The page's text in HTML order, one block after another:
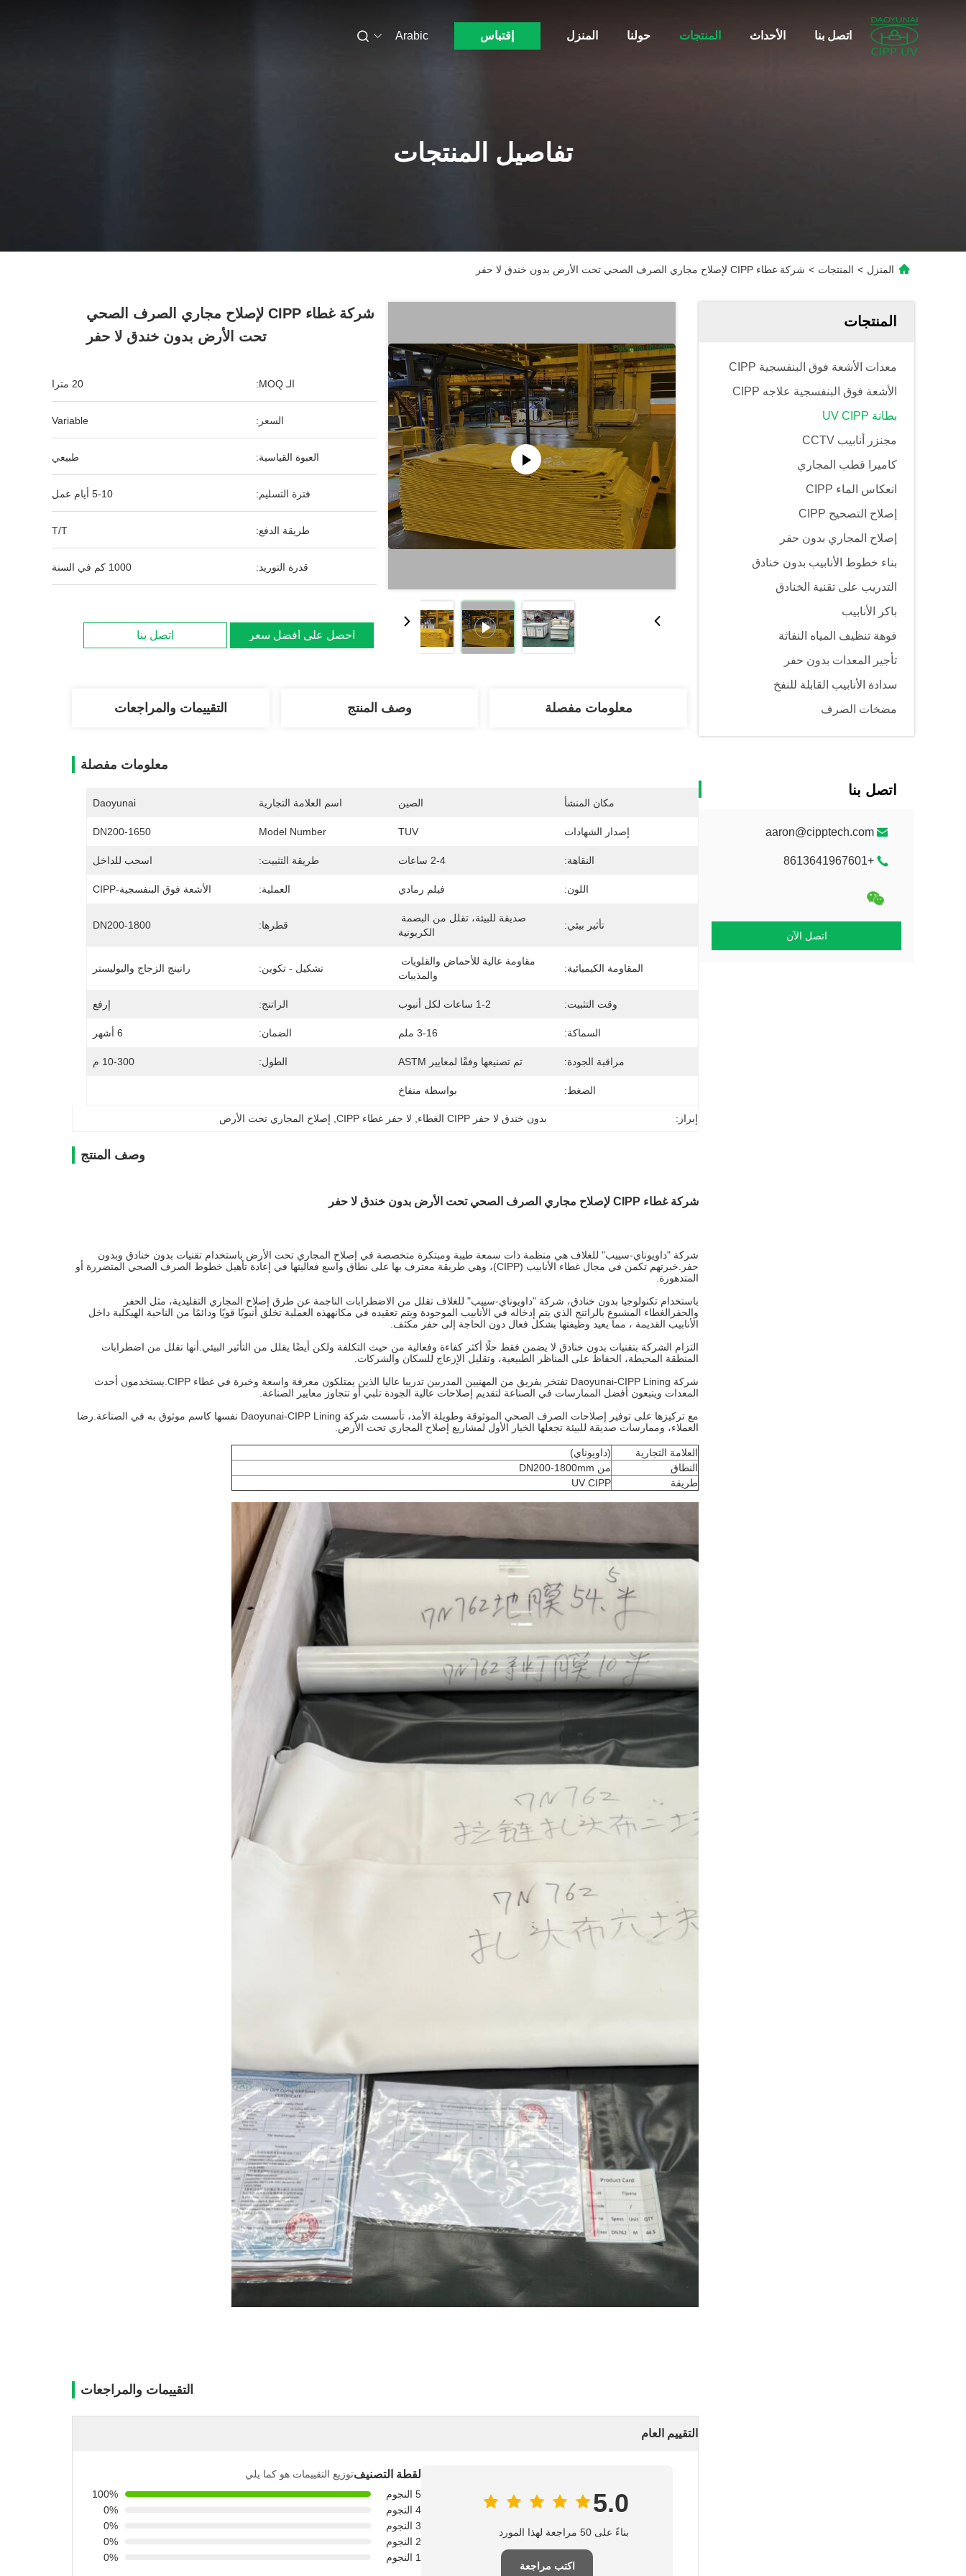
المنزل حولنا المنتجات الأحداث اتصل بنا إقتباس Arabic
تفاصيل المنتجات
المنزل > المنتجات > شركة غطاء CIPP لإصلاح مجاري الصرف الصحي تحت الأرض بدون خندق لا حفر
المنتجات
معدات الأشعة فوق البنفسجية CIPP
الأشعة فوق البنفسجية علاجه CIPP
بطانة UV CIPP
مجنزر أنابيب CCTV
كاميرا قطب المجاري
انعكاس الماء CIPP
إصلاح التصحيح CIPP
إصلاح المجاري بدون حفر
بناء خطوط الأنابيب بدون خنادق
التدريب على تقنية الخنادق
باكر الأنابيب
فوهة تنظيف المياه النفاثة
تأجير المعدات بدون حفر
سدادة الأنابيب القابلة للنفخ
مضخات الصرف
اتصل بنا
aaron@cipptech.com
+8613641967601
اتصل الآن
شركة غطاء CIPP لإصلاح مجاري الصرف الصحي
تحت الأرض بدون خندق لا حفر
الـ MOQ: 20 مترا
السعر: Variable
العبوة القياسية: طبيعي
فترة التسليم: 5-10 أيام عمل
طريقة الدفع: T/T
قدرة التوريد: 1000 كم في السنة
احصل على أفضل سعر اتصل بنا
معلومات مفصلة وصف المنتج التقييمات والمراجعات
معلومات مفصلة
مكان المنشأ الصين اسم العلامة التجارية Daoyunai
إصدار الشهادات TUV
Model Number
DN200-1650
النقاهة: 2-4 ساعات طريقة التثبيت: اسحب للداخل
اللون: فيلم رمادي العملية: الأشعة فوق البنفسجية-CIPP
تأثير بيئي:
الكربونية
قطرها: DN200-1800
المقاومة الكيميائية:
والمذيبات
تشكيل - تكوين: راتينج الزجاج والبوليستر
وقت التثبيت: 1-2 ساعات لكل أنبوب الراتنج: إرفع
السماكة: 3-16 ملم الضمان: 6 أشهر
مراقبة الجودة: تم تصنيعها وفقًا لمعايير ASTM الطول: 10-300 م
الضغط: بواسطة منفاخ
إبراز: بدون خندق لا حفر CIPP الغطاء لا حفر غطاء CIPP إصلاح المجاري تحت الأرض
وصف المنتج
شركة غطاء CIPP لإصلاح مجاري الصرف الصحي تحت الأرض بدون خندق لا حفر
شركة "داويوناي-سييب" للغلاف هي منظمة ذات سمعة طيبة ومبتكرة متخصصة في إصلاح المجاري تحت الأرض باستخدام تقنيات بدون خنادق وبدون
حفر.خبرتهم تكمن في مجال غطاء الأنابيب (CIPP)، وهي طريقة معترف بها على نطاق واسع فعاليتها في إعادة تأهيل خطوط الصرف الصحي المتضررة أو
المتدهورة.
باستخدام تكنولوجيا بدون خنادق، شركة "داويوناي-سييب" للغلاف تقلل من الاضطرابات الناجمة عن طرق إصلاح المجاري التقليدية، مثل الحفر
والحفرالغطاء المشبوع بالراتنج الذي يتم إدخاله في الأنابيب الموجودة ويتم تعقيده في مكانههذه العملية تخلق أنبوبًا قويًا ودائمًا من الناحية الهيكلية داخل
الأنابيب القديمة ، مما يعيد وظيفتها بشكل فعال دون الحاجة إلى حفر مكثف.
التزام الشركة بتقنيات بدون خنادق لا يضمن فقط حلًا أكثر كفاءة وفعالية من حيث التكلفة ولكن أيضًا يقلل من التأثير البيئي.أنها تقلل من اضطرابات
المنطقة المحيطة، الحفاظ على المناظر الطبيعية، وتقليل الإزعاج للسكان والشركات.
شركة Daoyunai-CIPP Lining تفتخر بفريق من المهنيين المدربين تدريبا عاليا الذين يمتلكون معرفة واسعة وخبرة في غطاء CIPP.يستخدمون أحدث
المعدات ويتبعون أفضل الممارسات في الصناعة لتقديم إصلاحات عالية الجودة تلبي أو تتجاوز معايير الصناعة.
مع تركيزها على توفير إصلاحات الصرف الصحي الموثوقة وطويلة الأمد، تأسست شركة Daoyunai-CIPP Lining نفسها كاسم موثوق به في الصناعة.رضا
العملاء، وممارسات صديقة للبيئة تجعلها الخيار الأول لمشاريع إصلاح المجاري تحت الأرض.
العلامة التجارية
(داويوناي)
النطاق
من DN200-1800mm
طريقة
UV CIPP
التقييمات والمراجعات
التقييم العام
5.0
بناءً على 50 مراجعة لهذا المورد
اكتب مراجعة
لقطة التصنيفتوزيع التقييمات هو كما يلي
5 النجوم
100%
4 النجوم
0%
3 النجوم
0%
2 النجوم
0%
1 النجوم
0%